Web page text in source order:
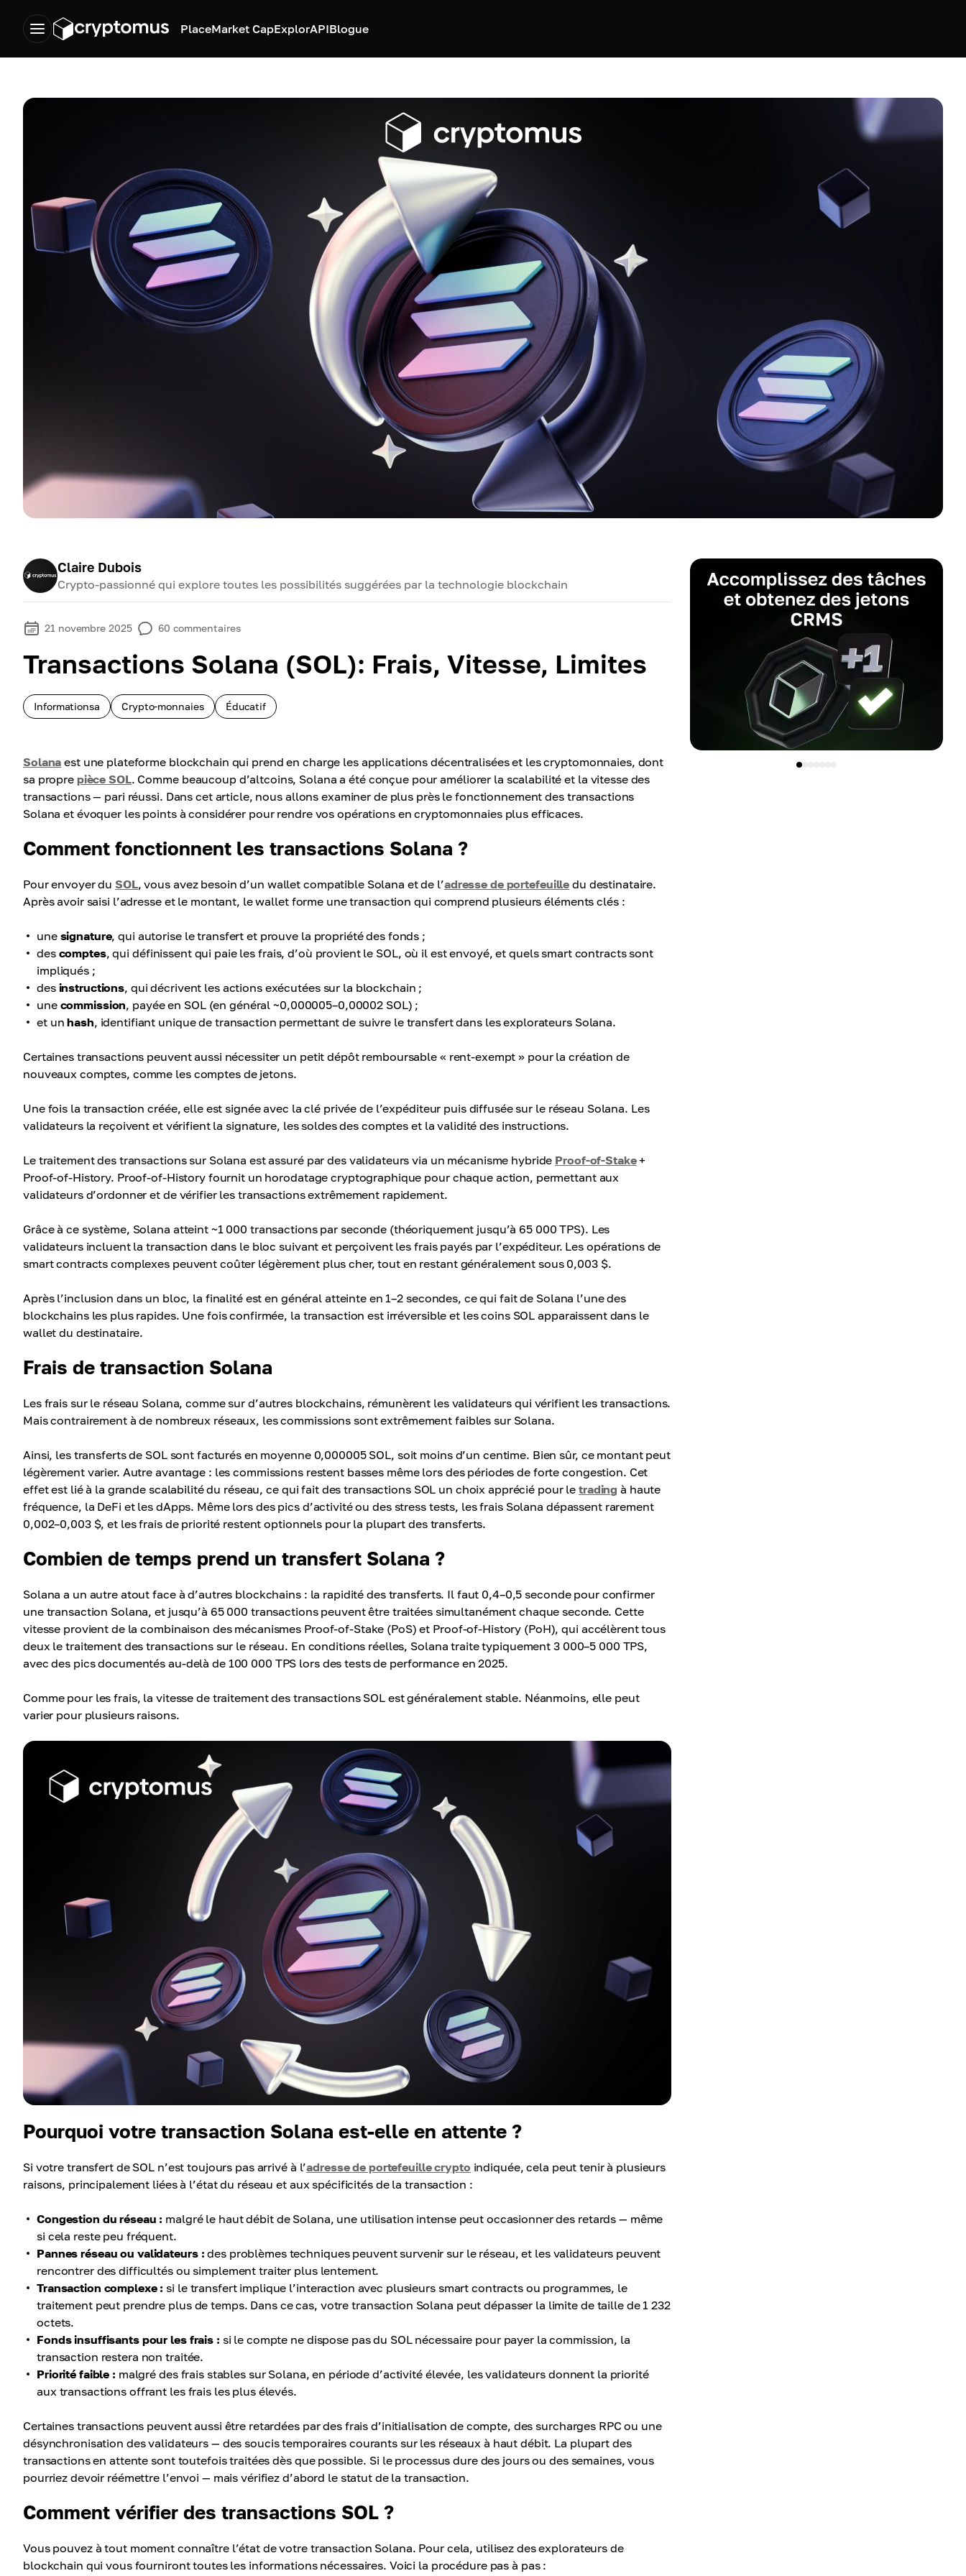
PlaceMarket CapExplorAPIBlogue
Claire Dubois
Crypto-passionné qui explore toutes les possibilités suggérées par la technologie blockchain
21 novembre 2025 60 commentaires
Transactions Solana (SOL): Frais, Vitesse, Limites
Informationsa Crypto-monnaies Éducatif
Solana est une plateforme blockchain qui prend en charge les applications décentralisées et les cryptomonnaies, dont
sa propre pièce SOL. Comme beaucoup d’altcoins, Solana a été conçue pour améliorer la scalabilité et la vitesse des
transactions — pari réussi. Dans cet article, nous allons examiner de plus près le fonctionnement des transactions
Solana et évoquer les points à considérer pour rendre vos opérations en cryptomonnaies plus efficaces.
Comment fonctionnent les transactions Solana ?
Pour envoyer duSOL, vous avez besoin d’un wallet compatible Solana et de l’adresse de portefeuille du destinataire.
Après avoir saisi l’adresse et le montant, le wallet forme une transaction qui comprend plusieurs éléments clés :
une signature, qui autorise le transfert et prouve la propriété des fonds ;
des comptes, qui définissent qui paie les frais, d’où provient le SOL, où il est envoyé, et quels smart contracts sont
impliqués ;
des instructions, qui décrivent les actions exécutées sur la blockchain ;
une commission, payée en SOL (en général ~0,000005–0,00002 SOL) ;
et unhash, identifiant unique de transaction permettant de suivre le transfert dans les explorateurs Solana.
Certaines transactions peuvent aussi nécessiter un petit dépôt remboursable « rent-exempt » pour la création de
nouveaux comptes, comme les comptes de jetons.
Une fois la transaction créée, elle est signée avec la clé privée de l’expéditeur puis diffusée sur le réseau Solana. Les
validateurs la reçoivent et vérifient la signature, les soldes des comptes et la validité des instructions.
Le traitement des transactions sur Solana est assuré par des validateurs via un mécanisme hybride Proof-of-Stake+
Proof-of-History. Proof-of-History fournit un horodatage cryptographique pour chaque action, permettant aux
validateurs d’ordonner et de vérifier les transactions extrêmement rapidement.
Grâce à ce système, Solana atteint ~1 000 transactions par seconde (théoriquement jusqu’à 65 000 TPS). Les
validateurs incluent la transaction dans le bloc suivant et perçoivent les frais payés par l’expéditeur. Les opérations de
smart contracts complexes peuvent coûter légèrement plus cher, tout en restant généralement sous 0,003 $.
Après l’inclusion dans un bloc, la finalité est en général atteinte en 1–2 secondes, ce qui fait de Solana l’une des
blockchains les plus rapides. Une fois confirmée, la transaction est irréversible et les coins SOL apparaissent dans le
wallet du destinataire.
Frais de transaction Solana
Les frais sur le réseau Solana, comme sur d’autres blockchains, rémunèrent les validateurs qui vérifient les transactions.
Mais contrairement à de nombreux réseaux, les commissions sont extrêmement faibles sur Solana.
Ainsi, les transferts de SOL sont facturés en moyenne 0,000005 SOL, soit moins d’un centime. Bien sûr, ce montant peut
légèrement varier. Autre avantage : les commissions restent basses même lors des périodes de forte congestion. Cet
effet est lié à la grande scalabilité du réseau, ce qui fait des transactions SOL un choix apprécié pour letrading à haute
fréquence, la DeFi et les dApps. Même lors des pics d’activité ou des stress tests, les frais Solana dépassent rarement
0,002–0,003 $, et les frais de priorité restent optionnels pour la plupart des transferts.
Combien de temps prend un transfert Solana ?
Solana a un autre atout face à d’autres blockchains : la rapidité des transferts. Il faut 0,4–0,5 seconde pour confirmer
une transaction Solana, et jusqu’à 65 000 transactions peuvent être traitées simultanément chaque seconde. Cette
vitesse provient de la combinaison des mécanismes Proof-of-Stake (PoS) et Proof-of-History (PoH), qui accélèrent tous
deux le traitement des transactions sur le réseau. En conditions réelles, Solana traite typiquement 3 000–5 000 TPS,
avec des pics documentés au-delà de 100 000 TPS lors des tests de performance en 2025.
Comme pour les frais, la vitesse de traitement des transactions SOL est généralement stable. Néanmoins, elle peut
varier pour plusieurs raisons.
Pourquoi votre transaction Solana est-elle en attente ?
Si votre transfert de SOL n’est toujours pas arrivé à l’adresse de portefeuille crypto indiquée, cela peut tenir à plusieurs
raisons, principalement liées à l’état du réseau et aux spécificités de la transaction :
Congestion du réseau : malgré le haut débit de Solana, une utilisation intense peut occasionner des retards — même
si cela reste peu fréquent.
Pannes réseau ou validateurs : des problèmes techniques peuvent survenir sur le réseau, et les validateurs peuvent
rencontrer des difficultés ou simplement traiter plus lentement.
Transaction complexe : si le transfert implique l’interaction avec plusieurs smart contracts ou programmes, le
traitement peut prendre plus de temps. Dans ce cas, votre transaction Solana peut dépasser la limite de taille de 1 232
octets.
Fonds insuffisants pour les frais : si le compte ne dispose pas du SOL nécessaire pour payer la commission, la
transaction restera non traitée.
Priorité faible : malgré des frais stables sur Solana, en période d’activité élevée, les validateurs donnent la priorité
aux transactions offrant les frais les plus élevés.
Certaines transactions peuvent aussi être retardées par des frais d’initialisation de compte, des surcharges RPC ou une
désynchronisation des validateurs — des soucis temporaires courants sur les réseaux à haut débit. La plupart des
transactions en attente sont toutefois traitées dès que possible. Si le processus dure des jours ou des semaines, vous
pourriez devoir réémettre l’envoi — mais vérifiez d’abord le statut de la transaction.
Comment vérifier des transactions SOL ?
Vous pouvez à tout moment connaître l’état de votre transaction Solana. Pour cela, utilisez des explorateurs de
blockchain qui vous fourniront toutes les informations nécessaires. Voici la procédure pas à pas :